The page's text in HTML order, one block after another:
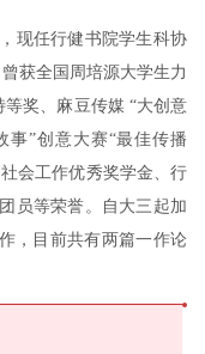
现任行健书院学生科协
获全国周培源大学生力
奖、麻豆传媒 “大创意
事”创意大赛“最佳传播
会工作优秀奖学金、行
员等荣誉。自大三起加
，目前共有两篇一作论